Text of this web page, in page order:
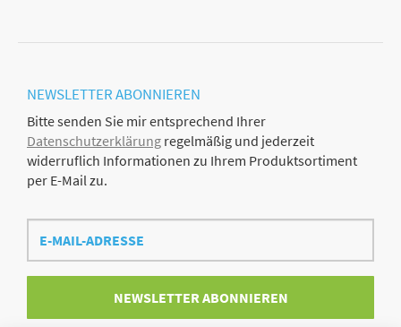
NEWSLETTERABONNIEREN
Bitte senden Sie mir entsprechend Ihrer
Datenschutzerklärung regelmäßig und jederzeit
widerruflich Informationen zu Ihrem Produktsortiment
per E-Mail zu.
E-
Mail-
Adresse
NEWSLETTERABONNIEREN